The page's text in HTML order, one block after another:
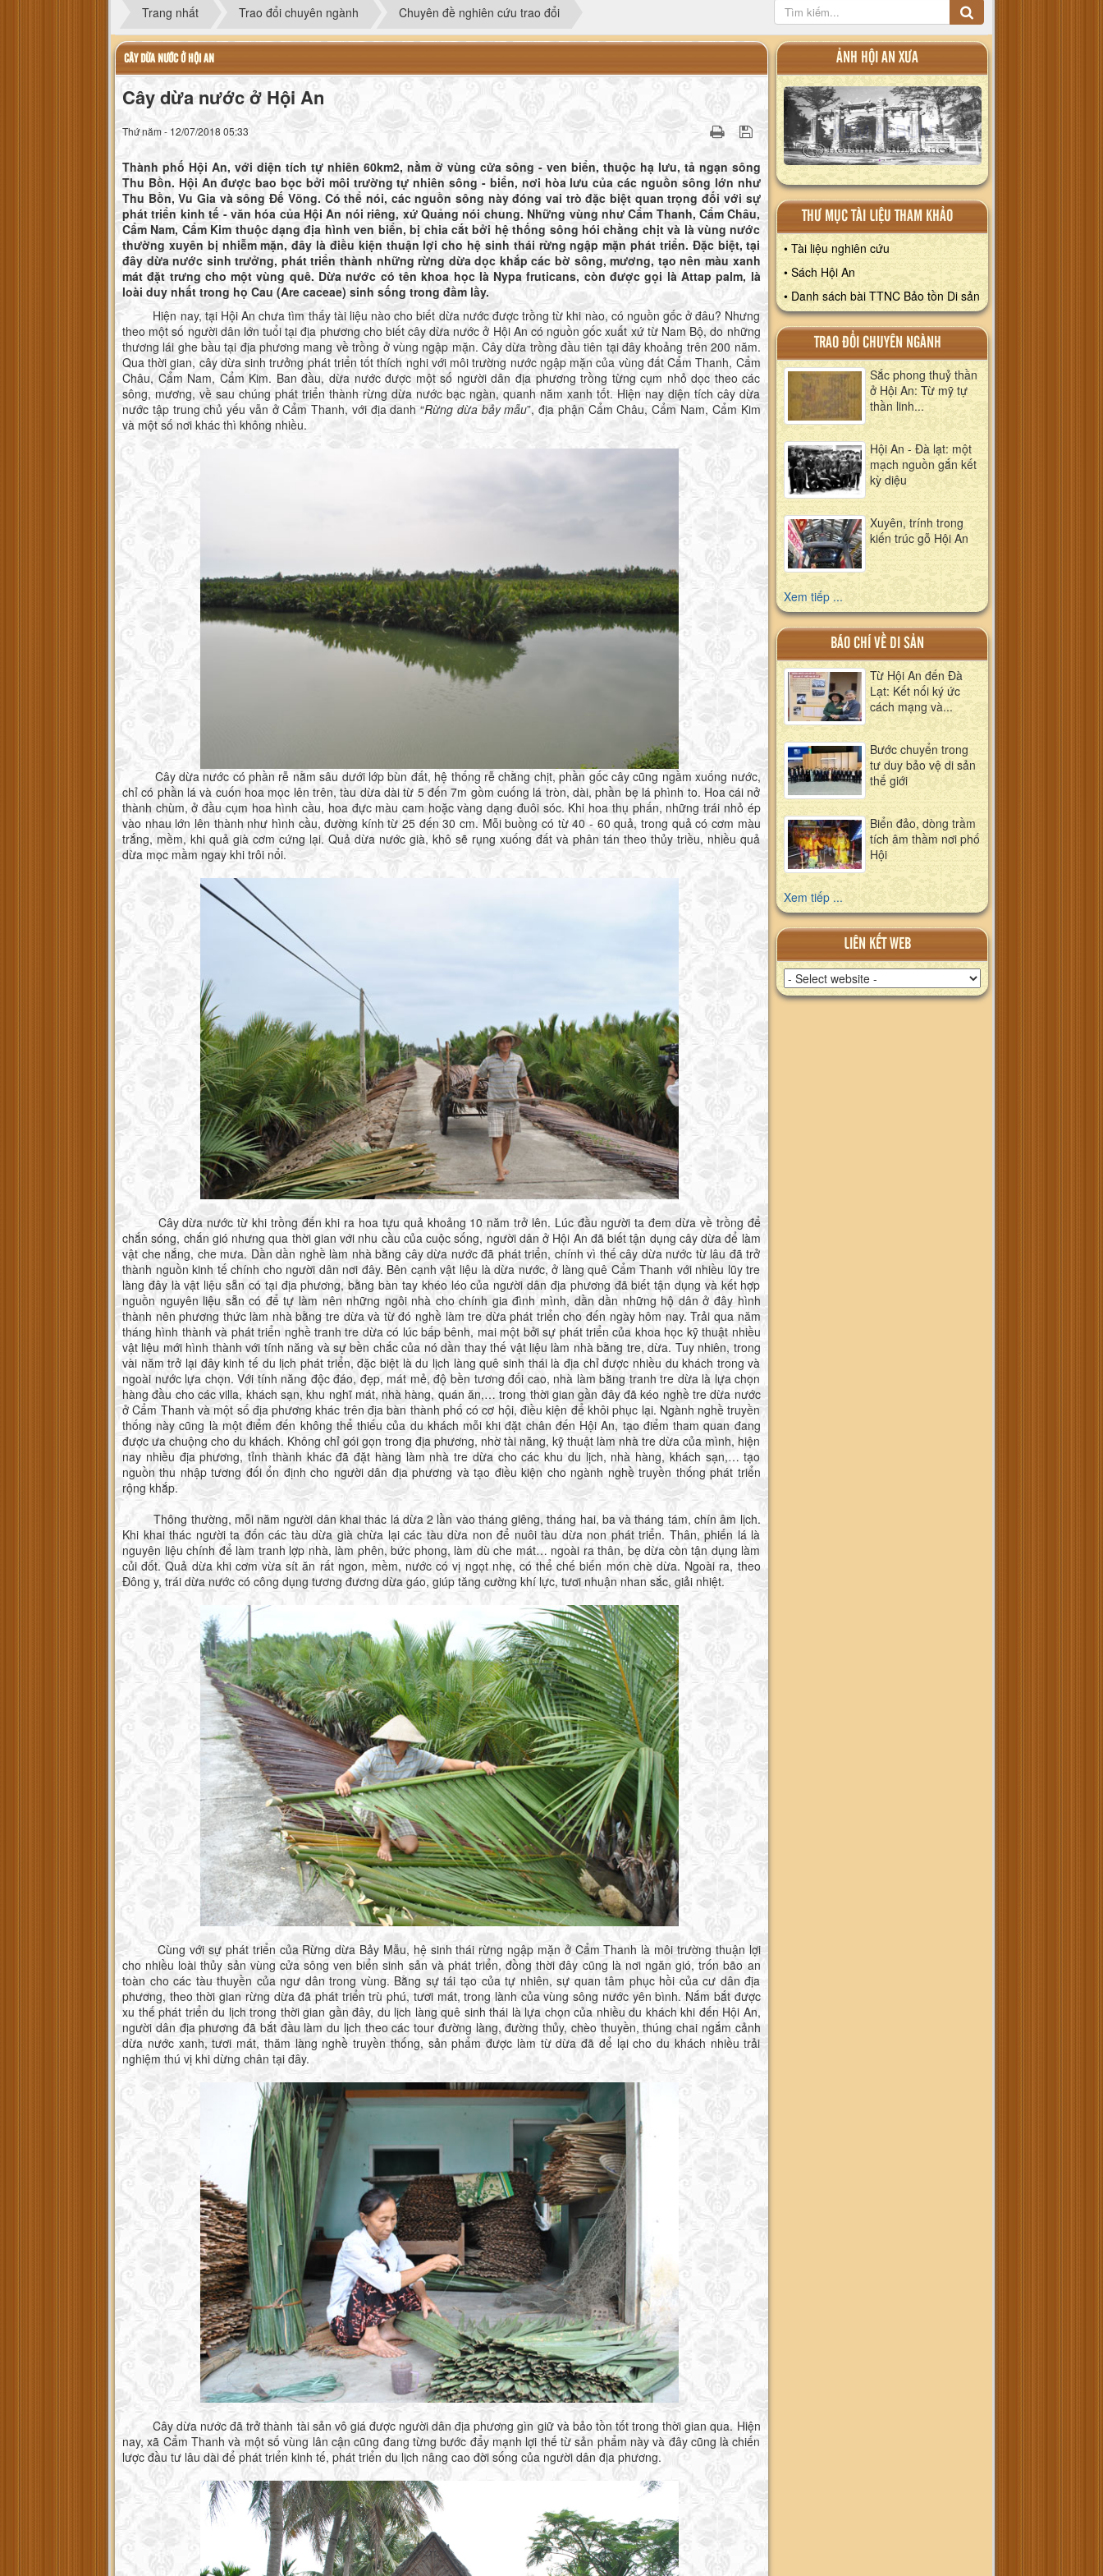
Trang nhất Trao đổi chuyên ngành Chuyên đề nghiên cứu trao đổi
CÂY DỪA NƯỚC Ở HỘI AN
Cây dừa nước ở Hội An
Thứ năm - 12/07/2018 05:33
Thành phố Hội An, với diện tích tự nhiên 60km2, nằm ở vùng cửa sông - ven biển, thuộc hạ lưu, tả ngạn sông
Thu Bồn. Hội An được bao bọc bởi môi trường tự nhiên sông - biển, nơi hòa lưu của các nguồn sông lớn như
Thu Bồn, Vu Gia và sông Đế Võng. Có thể nói, các nguồn sông này đóng vai trò đặc biệt quan trọng đối với sự
phát triển kinh tế - văn hóa của Hội An nói riêng, xứ Quảng nói chung. Những vùng như Cẩm Thanh, Cẩm Châu,
Cẩm Nam, Cẩm Kim thuộc dạng địa hình ven biển, bị chia cắt bởi hệ thống sông hói chằng chịt và là vùng nước
thường xuyên bị nhiễm mặn, đây là điều kiện thuận lợi cho hệ sinh thái rừng ngập mặn phát triển. Đặc biệt, tại
đây dừa nước sinh trưởng, phát triển thành những rừng dừa dọc khắp các bờ sông, mương, tạo nên màu xanh
mát đặt trưng cho một vùng quê. Dừa nước có tên khoa học là Nypa fruticans, còn được gọi là Attap palm, là
loài duy nhất trong họ Cau (Are caceae) sinh sống trong đầm lầy.
Hiện nay, tại Hội An chưa tìm thấy tài liệu nào cho biết dừa nước được trồng từ khi nào, có nguồn gốc ở đâu? Nhưng
theo một số người dân lớn tuổi tại địa phương cho biết cây dừa nước ở Hội An có nguồn gốc xuất xứ từ Nam Bộ, do những
thương lái ghe bầu tại địa phương mang về trồng ở vùng ngập mặn. Cây dừa trồng đầu tiên tại đây khoảng trên 200 năm.
Qua thời gian, cây dừa sinh trưởng phát triển tốt thích nghi với môi trường nước ngập mặn của vùng đất Cẩm Thanh, Cẩm
Châu, Cẩm Nam, Cẩm Kim. Ban đầu, dừa nước được một số người dân địa phương trồng từng cụm nhỏ dọc theo các
sông, mương, về sau chúng phát triển thành rừng dừa nước bạc ngàn, quanh năm xanh tốt. Hiện nay diện tích cây dừa
nước tập trung chủ yếu vẫn ở Cẩm Thanh, với địa danh “Rừng dừa bảy mẫu”, địa phận Cẩm Châu, Cẩm Nam, Cẩm Kim
và một số nơi khác thì không nhiều.
Cây dừa nước có phần rễ nằm sâu dưới lớp bùn đất, hệ thống rễ chằng chịt, phần gốc cây cũng ngầm xuống nước,
chỉ có phần lá và cuốn hoa mọc lên trên, tàu dừa dài từ 5 đến 7m gồm cuống lá tròn, dài, phần bẹ lá phình to. Hoa cái nở
thành chùm, ở đầu cụm hoa hình cầu, hoa đực màu cam hoặc vàng dạng đuôi sóc. Khi hoa thụ phấn, những trái nhỏ ép
vào nhau lớn lên thành như hình cầu, đường kính từ 25 đến 30 cm. Mỗi buồng có từ 40 - 60 quả, trong quả có cơm màu
trắng, mềm, khi quả già cơm cứng lại. Quả dừa nước già, khô sẽ rụng xuống đất và phân tán theo thủy triều, nhiều quả
dừa mọc mầm ngay khi trôi nổi.
Cây dừa nước từ khi trồng đến khi ra hoa tựu quả khoảng 10 năm trở lên. Lúc đầu người ta đem dừa về trồng để
chắn sóng, chắn gió nhưng qua thời gian với nhu cầu của cuộc sống, người dân ở Hội An đã biết tận dụng cây dừa để làm
vật che nắng, che mưa. Dần dần nghề làm nhà bằng cây dừa nước đã phát triển, chính vì thế cây dừa nước từ lâu đã trở
thành nguồn kinh tế chính cho người dân nơi đây. Bên cạnh vật liệu là dừa nước, ở làng quê Cẩm Thanh với nhiều lũy tre
làng đây là vật liệu sẵn có tại địa phương, bằng bàn tay khéo léo của người dân địa phương đã biết tận dụng và kết hợp
nguồn nguyên liệu sẵn có để tự làm nên những ngôi nhà cho chính gia đình mình, dần dần những hộ dân ở đây hình
thành nên phương thức làm nhà bằng tre dừa và từ đó nghề làm tre dừa phát triển cho đến ngày hôm nay. Trải qua năm
tháng hình thành và phát triển nghề tranh tre dừa có lúc bấp bênh, mai một bởi sự phát triển của khoa học kỹ thuật nhiều
vật liệu mới hình thành với tính năng và sự bền chắc của nó dần thay thế vật liệu làm nhà bằng tre, dừa. Tuy nhiên, trong
vài năm trở lại đây kinh tế du lịch phát triển, đặc biệt là du lịch làng quê sinh thái là địa chỉ được nhiều du khách trong và
ngoài nước lựa chọn. Với tính năng độc đáo, đẹp, mát mẻ, độ bền tương đối cao, nhà làm bằng tranh tre dừa là lựa chọn
hàng đầu cho các villa, khách sạn, khu nghĩ mát, nhà hàng, quán ăn,… trong thời gian gần đây đã kéo nghề tre dừa nước
ở Cẩm Thanh và một số địa phương khác trên địa bàn thành phố có cơ hội, điều kiện để khôi phục lại. Ngành nghề truyền
thống này cũng là một điểm đến không thể thiếu của du khách mỗi khi đặt chân đến Hội An, tạo điểm tham quan đang
được ưa chuộng cho du khách. Không chỉ gói gọn trong địa phương, nhờ tài năng, kỹ thuật làm nhà tre dừa của mình, hiện
nay nhiều địa phương, tỉnh thành khác đã đặt hàng làm nhà tre dừa cho các khu du lịch, nhà hàng, khách sạn,… tạo
nguồn thu nhập tương đối ổn định cho người dân địa phương và tạo điều kiện cho ngành nghề truyền thống phát triển
rộng khắp.
Thông thường, mỗi năm người dân khai thác lá dừa 2 lần vào tháng giêng, tháng hai, ba và tháng tám, chín âm lịch.
Khi khai thác người ta đốn các tàu dừa già chừa lại các tàu dừa non để nuôi tàu dừa non phát triển. Thân, phiến lá là
nguyên liệu chính để làm tranh lợp nhà, làm phên, bức phong, làm dù che mát… ngoài ra thân, bẹ dừa còn tận dụng làm
củi đốt. Quả dừa khi cơm vừa sít ăn rất ngon, mềm, nước có vị ngọt nhẹ, có thể chế biến món chè dừa. Ngoài ra, theo
Đông y, trái dừa nước có công dụng tương đương dừa gáo, giúp tăng cường khí lực, tươi nhuận nhan sắc, giải nhiệt.
Cùng với sự phát triển của Rừng dừa Bảy Mẫu, hệ sinh thái rừng ngập mặn ở Cẩm Thanh là môi trường thuận lợi
cho nhiều loài thủy sản vùng cửa sông ven biển sinh sản và phát triển, đồng thời đây cũng là nơi ngăn gió, trốn bão an
toàn cho các tàu thuyền của ngư dân trong vùng. Bằng sự tái tạo của tự nhiên, sự quan tâm phục hồi của cư dân địa
phương, theo thời gian rừng dừa đã phát triển trù phú, tươi mát, trong lành của vùng sông nước yên bình. Nắm bắt được
xu thế phát triển du lịch trong thời gian gần đây, du lịch làng quê sinh thái là lựa chọn của nhiều du khách khi đến Hội An,
người dân địa phương đã bắt đầu làm du lịch theo các tour đường làng, đường thủy, chèo thuyền, thúng chai ngắm cảnh
dừa nước xanh, tươi mát, thăm làng nghề truyền thống, sản phẩm được làm từ dừa đã để lại cho du khách nhiều trải
nghiệm thú vị khi dừng chân tại đây.
Cây dừa nước đã trở thành tài sản vô giá được người dân địa phương gìn giữ và bảo tồn tốt trong thời gian qua. Hiện
nay, xã Cẩm Thanh và một số vùng lân cận cũng đang từng bước đẩy mạnh lợi thế từ sản phẩm này và đây cũng là chiến
lược đầu tư lâu dài để phát triển kinh tế, phát triển du lịch nâng cao đời sống của người dân địa phương.
ẢNH HỘI AN XƯA
XEM ALBUM
XEM ALBUM
THƯ MỤC TÀI LIỆU THAM KHẢO
• Tài liệu nghiên cứu
• Sách Hội An
• Danh sách bài TTNC Bảo tồn Di sản
TRAO ĐỔI CHUYÊN NGÀNH
Sắc phong thuỷ thần
ở Hội An: Từ mỹ tự
thần linh...
Hội An - Đà lạt: một
mạch nguồn gắn kết
kỳ diệu
Xuyên, trính trong
kiến trúc gỗ Hội An
Xem tiếp ...
BÁO CHÍ VỀ DI SẢN
Từ Hội An đến Đà
Lạt: Kết nối ký ức
cách mạng và...
Bước chuyển trong
tư duy bảo vệ di sản
thế giới
Biển đảo, dòng trầm
tích âm thầm nơi phố
Hội
Xem tiếp ...
LIÊN KẾT WEB